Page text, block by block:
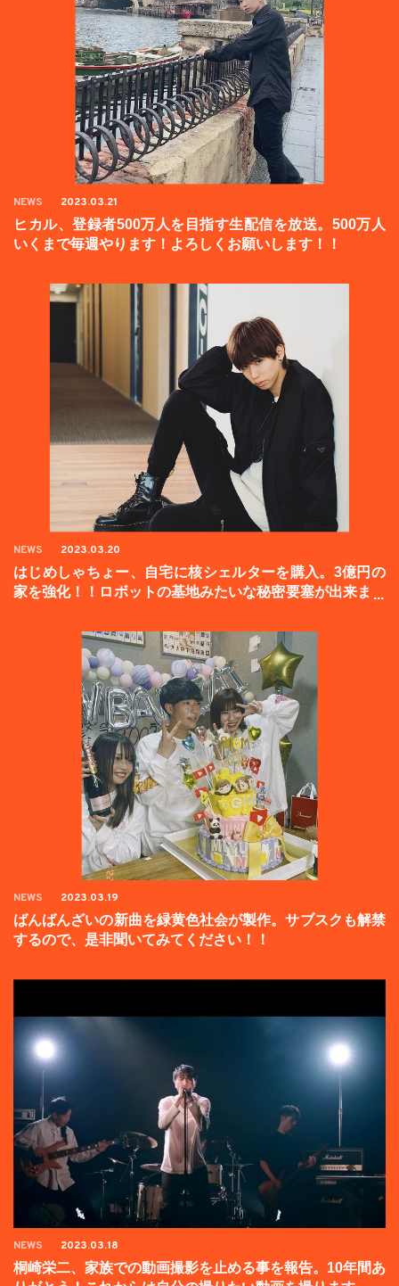
NEWS 2023.03.21
ヒカル、登録者500万人を目指す生配信を放送。500万人
いくまで毎週やります！よろしくお願いします！！
NEWS 2023.03.20
はじめしゃちょー、自宅に核シェルターを購入。3億円の
家を強化！！ロボットの基地みたいな秘密要塞が出来まし
NEWS 2023.03.19
ばんばんざいの新曲を緑黄色社会が製作。サブスクも解禁
するので、是非聞いてみてください！！
NEWS 2023.03.18
桐崎栄二、家族での動画撮影を止める事を報告。10年間あ